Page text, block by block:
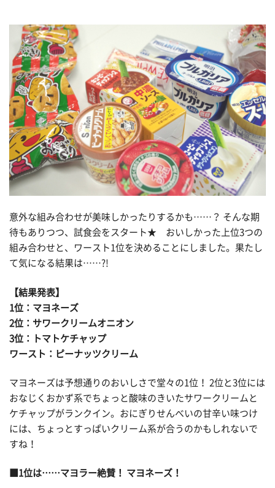
意外な組み合わせが美味しかったりするかも……？ そんな期
待もありつつ、試食会をスタート★ おいしかった上位3つの
組み合わせと、ワースト1位を決めることにしました。果たし
て気になる結果は……?!
【結果発表】
1位：マヨネーズ
2位：サワークリームオニオン
3位：トマトケチャップ
ワースト：ピーナッツクリーム
マヨネーズは予想通りのおいしさで堂々の1位！ 2位と3位には
おなじくおかず系でちょっと酸味のきいたサワークリームと
ケチャップがランクイン。おにぎりせんべいの甘辛い味つけ
には、ちょっとすっぱいクリーム系が合うのかもしれないで
すね！
■1位は……マヨラー絶賛！ マヨネーズ！